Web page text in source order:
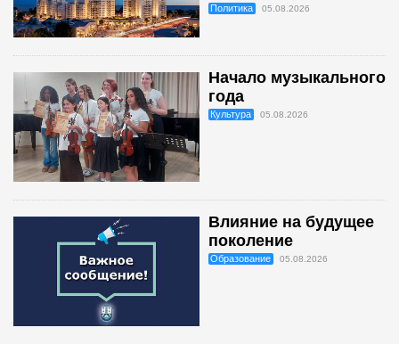
Политика 05.08.2026
Начало музыкального
года
Культура 05.08.2026
Влияние на будущее
поколение
Образование 05.08.2026